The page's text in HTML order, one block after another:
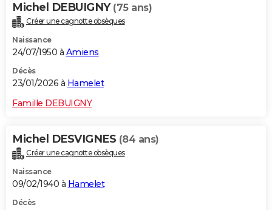
Alimentation
Guide de la santé
Maladies
Médicaments
Sommeil
VOYAGE
Destinations
City break
Voyage nature
Voyage de noces
Forum
Climat
+PHOTO
GUIDES D'ACHAT
Carte de Noël
Carte Bonne année
Carte Saint-Valentin
Carte Pâques
Carte d'anniversaire
DICTIONNAIRE
Dictionnaire
Biographies
Citations
Expressions
Proverbes
PROGRAMME TV
Michel DEBUIGNY (75 ans)
Créer une cagnotte obsèques
Naissance
24/07/1950 à Amiens
Décès
23/01/2026 à Hamelet
Famille DEBUIGNY
Michel DESVIGNES (84 ans)
Créer une cagnotte obsèques
Naissance
09/02/1940 à Hamelet
Décès